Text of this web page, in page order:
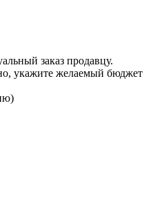
заказ продавцу.
укажите желаемый бюджет